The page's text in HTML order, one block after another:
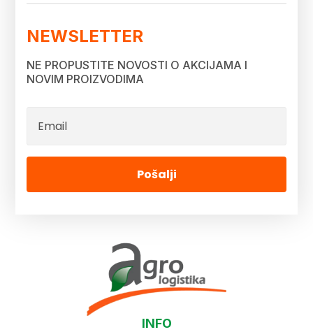
NEWSLETTER
NE PROPUSTITE NOVOSTI O AKCIJAMA I
NOVIM PROIZVODIMA
Pošalji
INFO